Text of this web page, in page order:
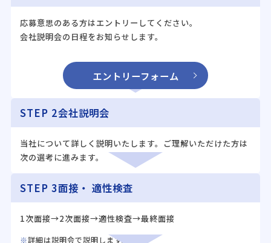
応募意思のある方はエントリーしてください。
会社説明会の日程をお知らせします。
エントリーフォーム
STEP 2会社説明会
当社について詳しく説明いたします。ご理解いただけた方は
次の選考に進みます。
STEP 3面接・ 適性検査
1次面接→2次面接→適性検査→最終面接
詳細は説明会で説明します。